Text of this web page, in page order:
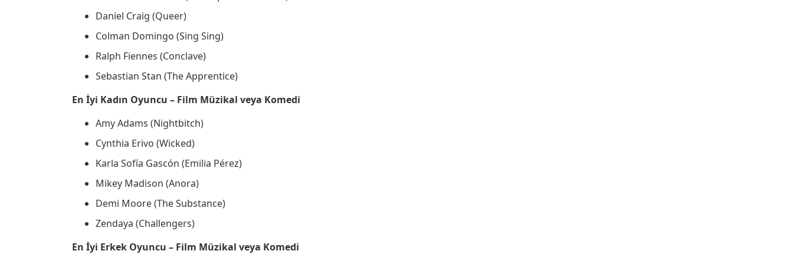
Daniel Craig (Queer)
Colman Domingo (Sing Sing)
Ralph Fiennes (Conclave)
Sebastian Stan (The Apprentice)
En İyi Kadın Oyuncu – Film Müzikal veya Komedi
Amy Adams (Nightbitch)
Cynthia Erivo (Wicked)
Karla Sofía Gascón (Emilia Pérez)
Mikey Madison (Anora)
Demi Moore (The Substance)
Zendaya (Challengers)
En İyi Erkek Oyuncu – Film Müzikal veya Komedi